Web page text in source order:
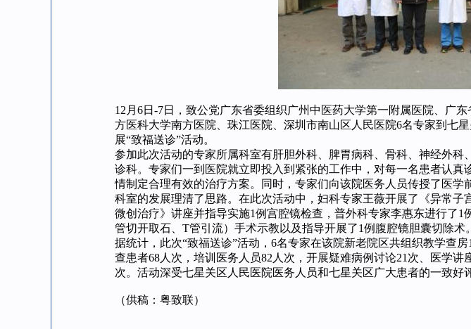
12月6日-7日，致公党广东省委组织广州中医药大学第一附属医院、广
方医科大学南方医院、珠江医院、深圳市南山区人民医院6名专家到七
展“致福送诊”活动。
参加此次活动的专家所属科室有肝胆外科、脾胃病科、骨科、神经外科
诊科。专家们一到医院就立即投入到紧张的工作中，对每一名患者认真
情制定合理有效的治疗方案。同时，专家们向该院医务人员传授了医学
科室的发展理清了思路。在此次活动中，妇科专家王薇开展了《异常子
微创治疗》讲座并指导实施1例宫腔镜检查，普外科专家李惠东进行了1
管切开取石、T管引流）手术示教以及指导开展了1例腹腔镜胆囊切除术。
据统计，此次“致福送诊”活动，6名专家在该院新老院区共组织教学查房
查患者68人次，培训医务人员82人次，开展疑难病例讨论21次、医学讲
次。活动深受七星关区人民医院医务人员和七星关区广大患者的一致好
（供稿：粤致联）